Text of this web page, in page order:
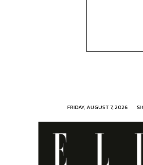
FRIDAY, AUGUST 7, 2026